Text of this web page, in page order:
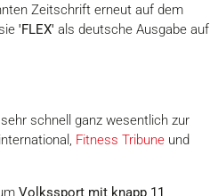
Zeitschrift erneut auf dem
'FLEX' als deutsche Ausgabe auf
schnell ganz wesentlich zur
international, Fitness Tribune und
Volkssport mit knapp 11